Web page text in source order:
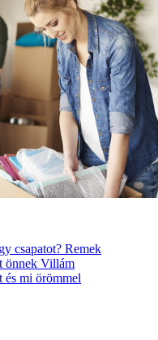
csapatot? Remek
önnek Villám
és mi örömmel